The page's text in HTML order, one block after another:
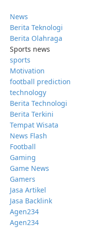
News
Berita Teknologi
Berita Olahraga
Sports news
sports
Motivation
football prediction
technology
Berita Technologi
Berita Terkini
Tempat Wisata
News Flash
Football
Gaming
Game News
Gamers
Jasa Artikel
Jasa Backlink
Agen234
Agen234